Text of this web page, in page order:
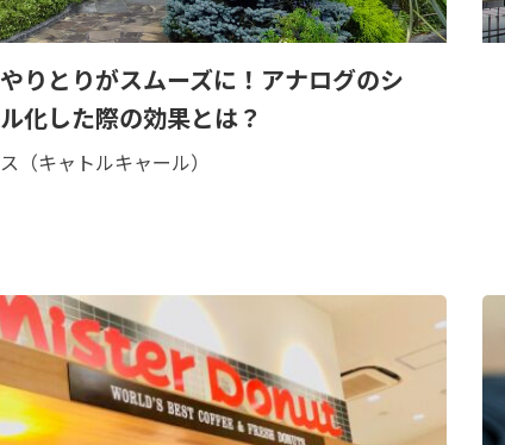
りとりがスムーズに！アナログのシ
化した際の効果とは？
（キャトルキャール）